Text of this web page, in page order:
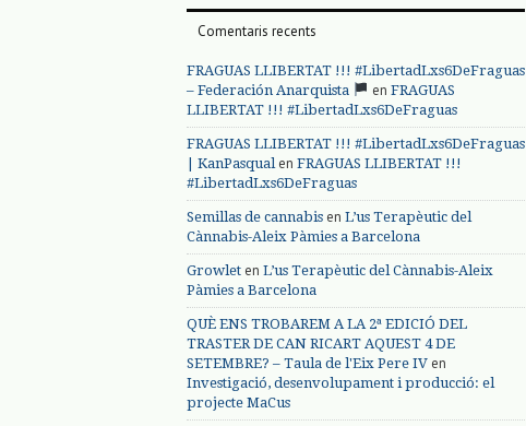
Comentaris recents
FRAGUAS LLIBERTAT !!! #LibertadLxs6DeFraguas
– Federación Anarquista
en FRAGUAS
LLIBERTAT !!! #LibertadLxs6DeFraguas
FRAGUAS LLIBERTAT !!! #LibertadLxs6DeFraguas
| KanPasqualen FRAGUAS LLIBERTAT !!!
#LibertadLxs6DeFraguas
Semillas de cannabis en L’us Terapèutic del
Cànnabis-Aleix Pàmies a Barcelona
Growlet en L’us Terapèutic del Cànnabis-Aleix
Pàmies a Barcelona
QUÈ ENS TROBAREM A LA 2ª EDICIÓ DEL
TRASTER DE CAN RICART AQUEST 4 DE
SETEMBRE? – Taula de l'Eix Pere IV en
Investigació, desenvolupament i producció: el
projecte MaCus